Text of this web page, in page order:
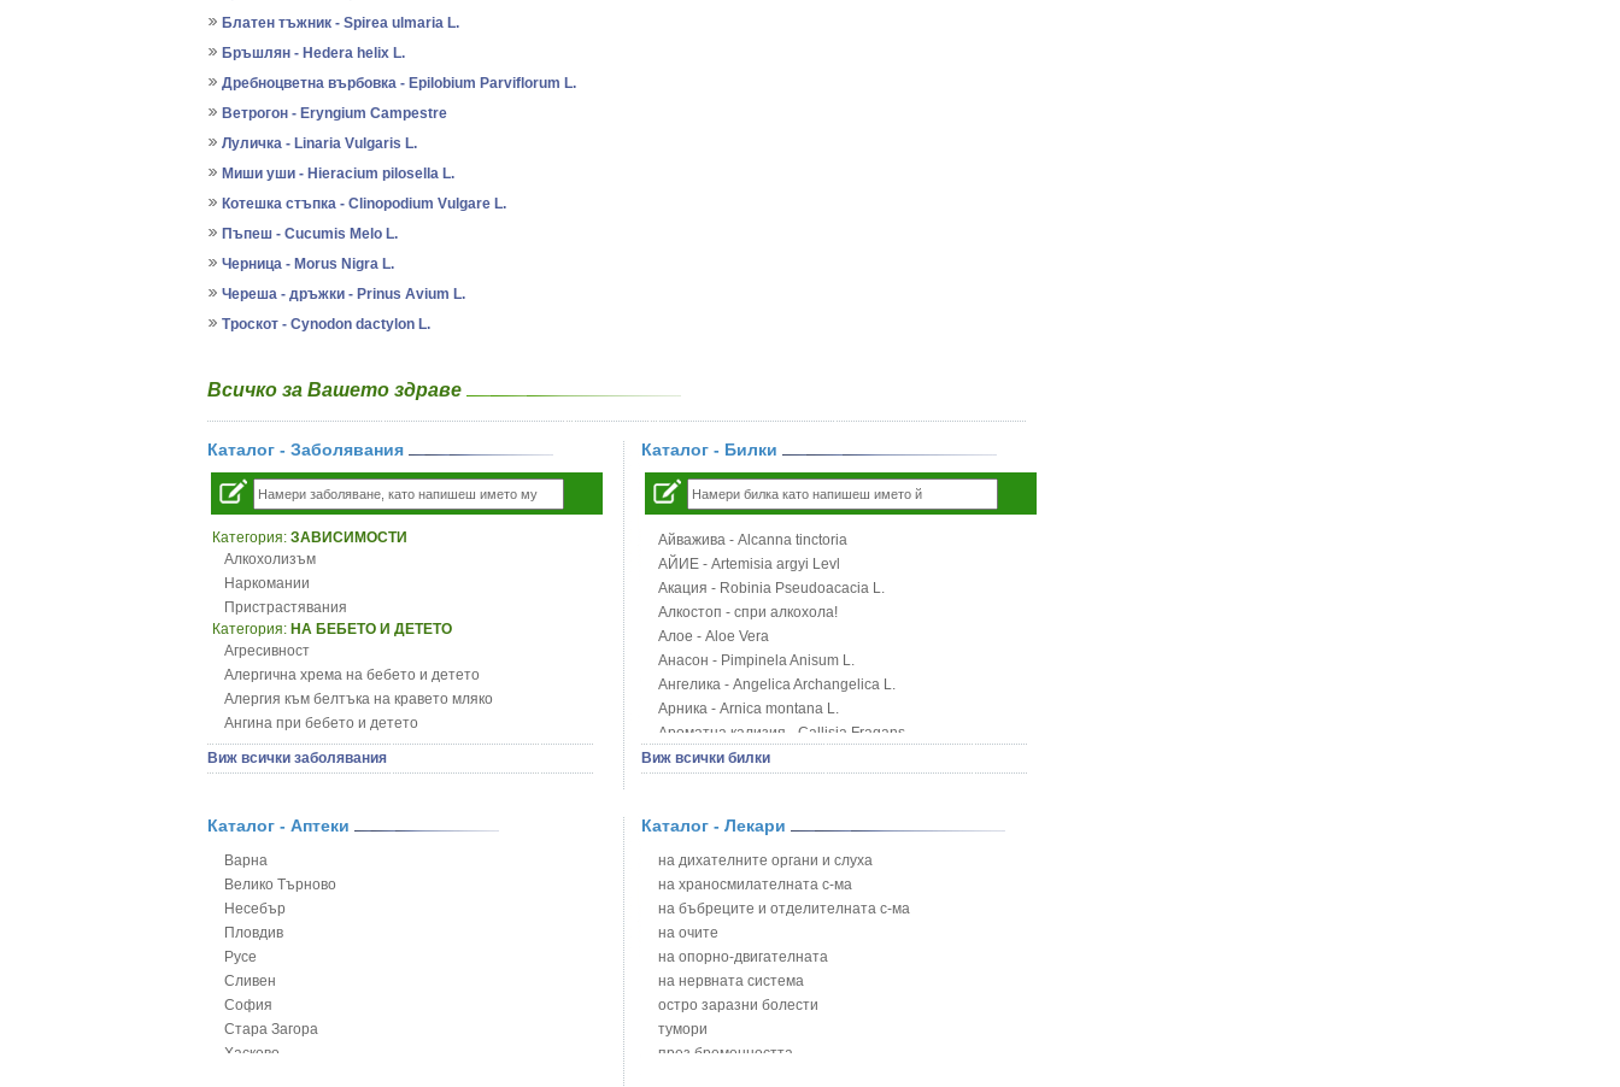
Блатен тъжник - Spirea ulmaria L.
Бръшлян - Hedera helix L.
Дребноцветна върбовка - Epilobium Parviflorum L.
Ветрогон - Eryngium Campestre
Луличка - Linaria Vulgaris L.
Миши уши - Hieracium pilosella L.
Котешка стъпка - Clinopodium Vulgare L.
Пъпеш - Cucumis Melo L.
Черница - Morus Nigra L.
Череша - дръжки - Prinus Avium L.
Троскот - Cynodon dactylon L.
Всичко за Вашето здраве
Каталог - Заболявания
Категория: ЗАВИСИМОСТИ
Алкохолизъм
Наркомании
Пристрастявания
Категория: НА БЕБЕТО И ДЕТЕТО
Агресивност
Алергична хрема на бебето и детето
Алергия към белтъка на кравето мляко
Ангина при бебето и детето
Анемия при бебето и детето
Апетит - пълни деца
Безапетитие при бебето и детето
Бронхит и пневмония при деца
Варицела
Висока температура на бебето и детето
Възпаление на ушите на бебето и детето
Глисти
Грижа за пъпа на новороденото
Грип при бебето и детето
Гърч
Виж всички заболявания
Каталог - Билки
Айважива - Alcanna tinctoria
АЙИЕ - Artemisia argyi Levl
Акация - Robinia Pseudoacacia L.
Алкостоп - спри алкохола!
Алое - Aloe Vera
Анасон - Pimpinela Anisum L.
Ангелика - Angelica Archangelica L.
Арника - Arnica montana L.
Ароматна кализия - Callisia Fragans
Арония - Sorbus melanocorpa
Блатен аир - Acorus calamus L.
Блатен тъжник - Spirea ulmaria L.
Блян
Бобови шушулки - Phaseolus Vulgaris L.
Божур - Paeonia Decora
Борови връхчета - Pinus sylvestris
Босилек - Ocimum Basillicum
Брей - Tamus Communis
Брош - Rubia tinctorum L.
Бръшлян - Hedera helix L.
Виж всички билки
Каталог - Аптеки
Варна
Велико Търново
Несебър
Пловдив
Русе
Сливен
София
Стара Загора
Хасково
Каталог - Лекари
на дихателните органи и слуха
на храносмилателната с-ма
на бъбреците и отделителната с-ма
на очите
на опорно-двигателната
на нервната система
остро заразни болести
тумори
през бременността